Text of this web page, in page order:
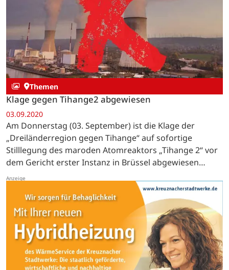
Themen
Klage gegen Tihange2 abgewiesen
03.09.2020
Am Donnerstag (03. September) ist die Klage der
„Dreiländerregion gegen Tihange“ auf sofortige
Stilllegung des maroden Atomreaktors „Tihange 2“ vor
dem Gericht erster Instanz in Brüssel abgewiesen
worden.